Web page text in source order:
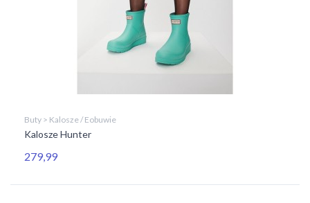
Buty > Kalosze / Eobuwie
Kalosze Hunter
279,99